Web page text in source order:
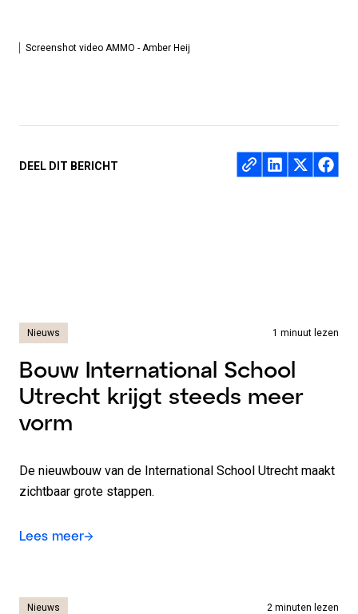
Screenshot video AMMO - Amber Heij
DEEL DIT BERICHT Deel
Nieuws 1 minuut lezen
Bouw International School
Utrecht krijgt steeds meer
vorm
De nieuwbouw van de International School Utrecht maakt
zichtbaar grote stappen.
Lees meer
Nieuws 2 minuten lezen